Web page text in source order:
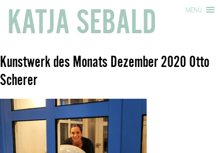
KATJA SEBALD MENÜ
Kunstwerk des Monats Dezember 2020 Otto
Scherer